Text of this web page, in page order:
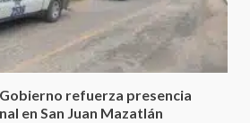
refuerza presencia
en San Juan Mazatlán
de Ariadna Montiel
el Gobernador Salomón Jara
reafirma la consolidación
de la transformación en
territorio oaxaqueño